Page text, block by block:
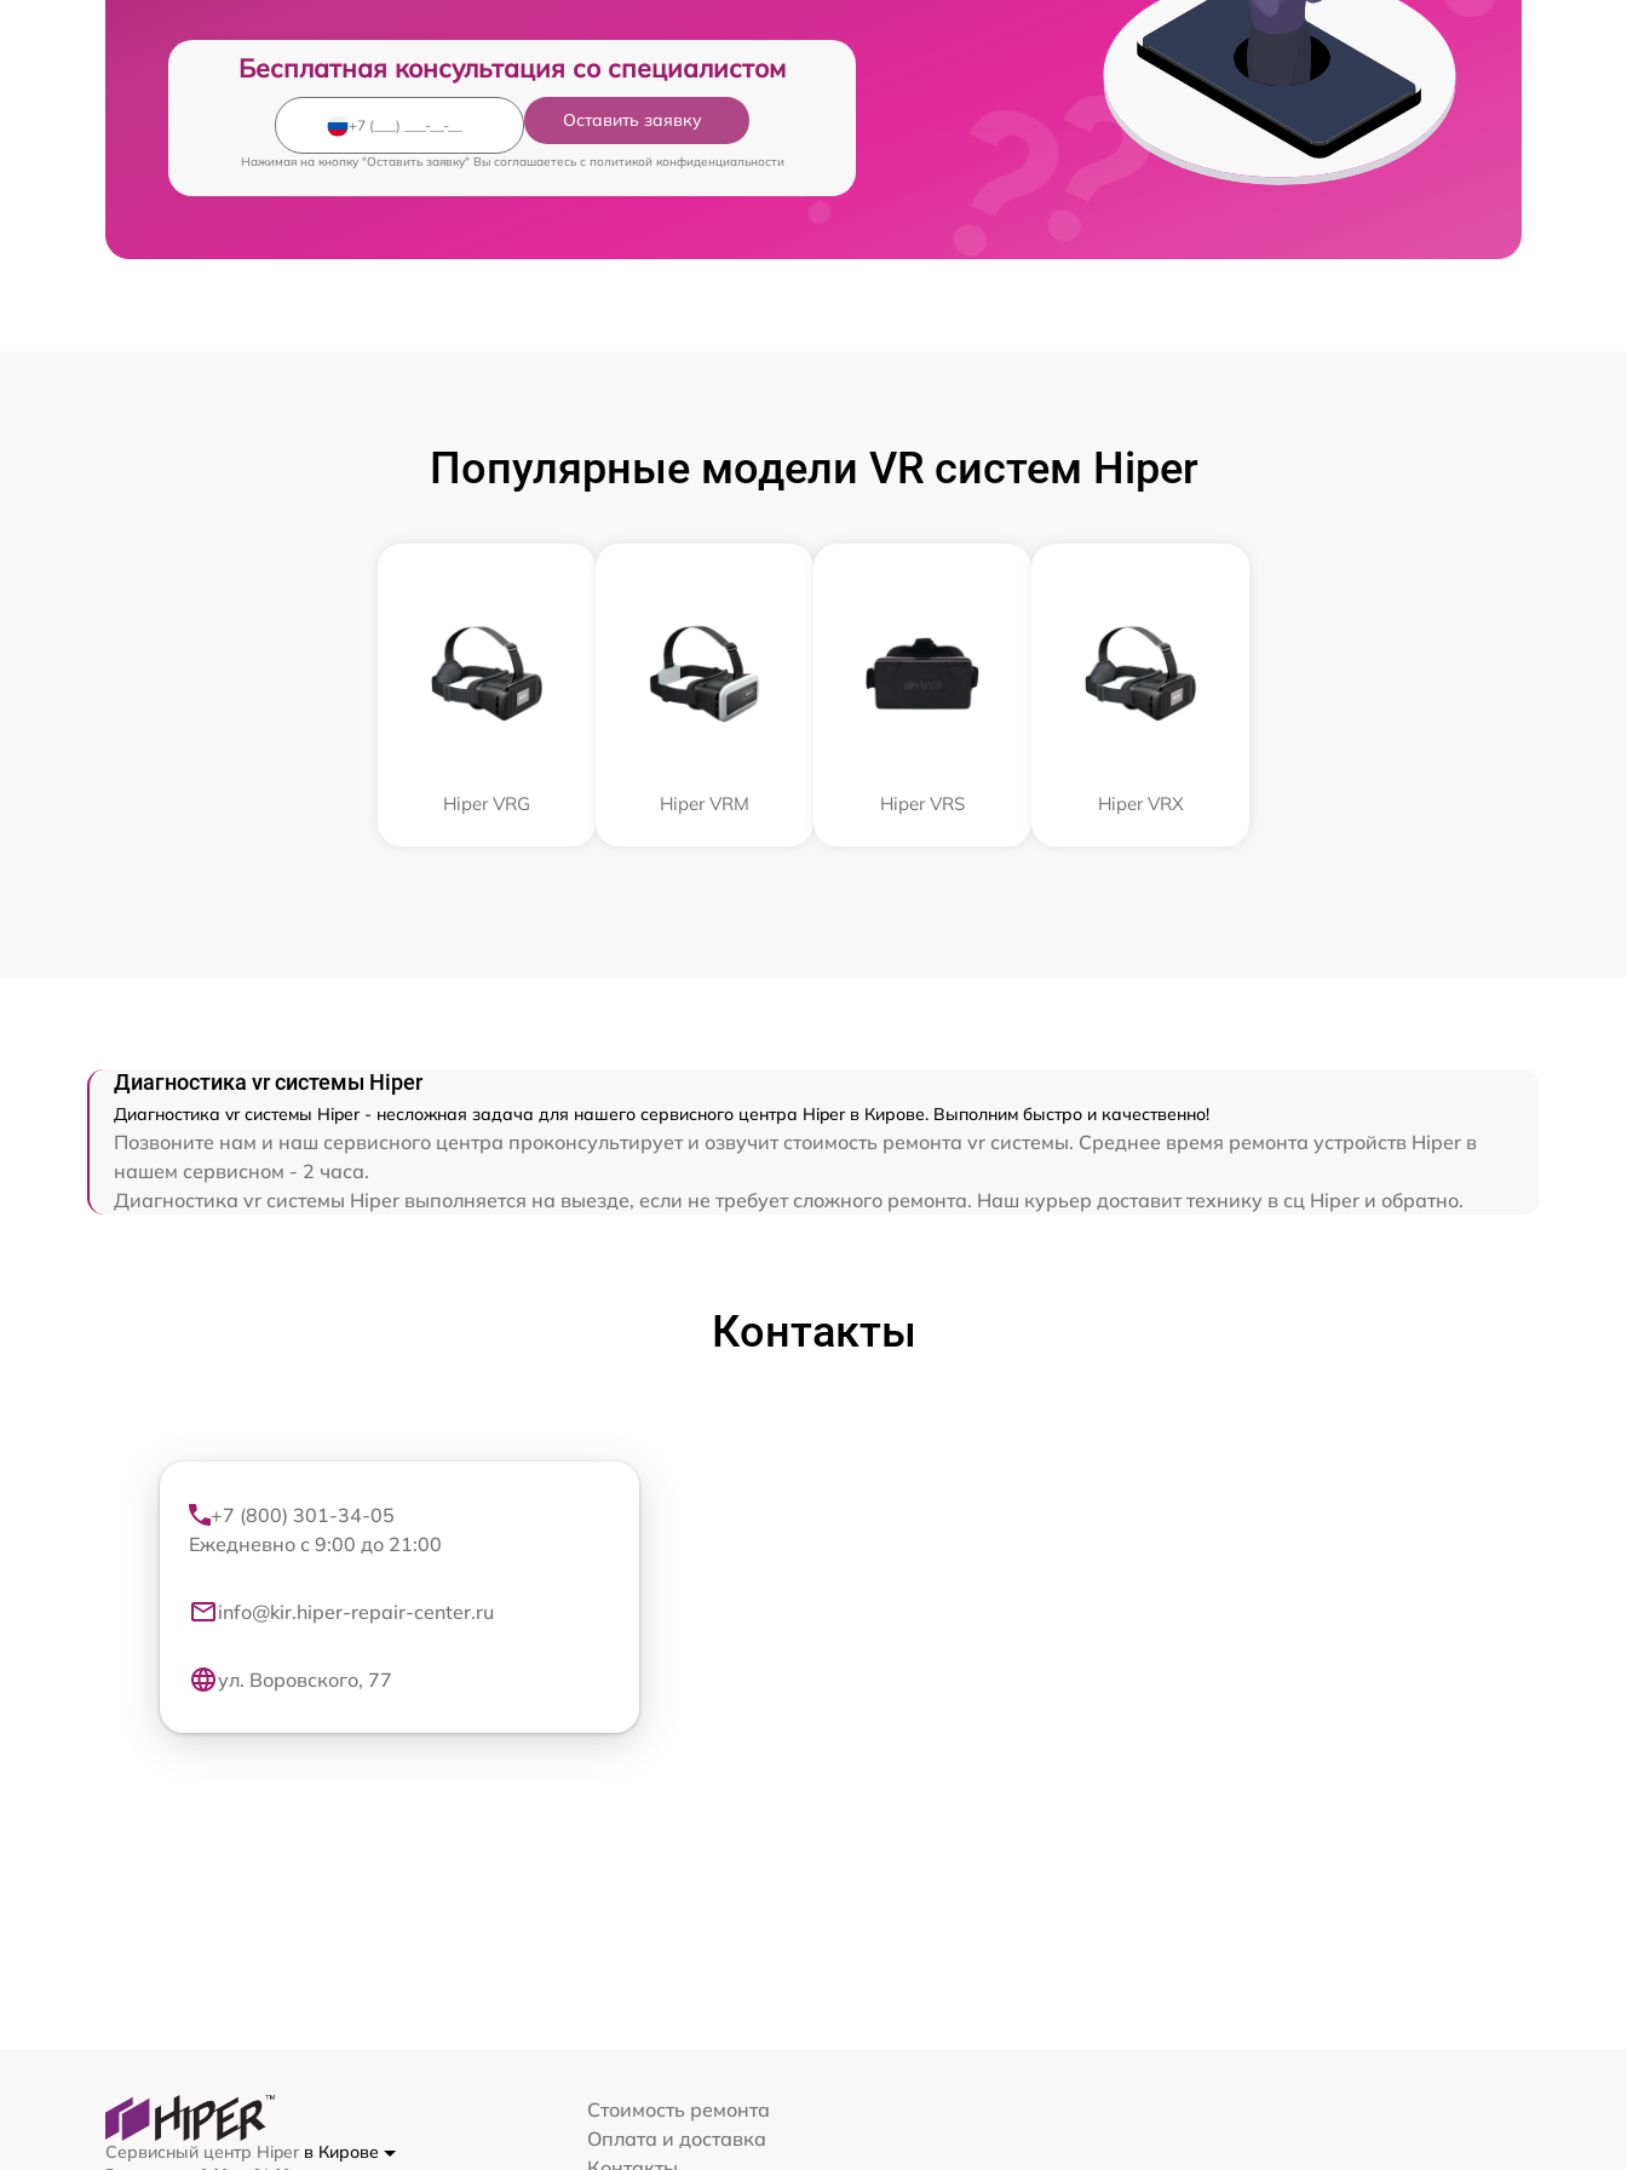
Бесплатная консультация со специалистом
Оставить заявку
Нажимая на кнопку "Оставить заявку" Вы соглашаетесь c политикой конфиденциальности
Популярные модели VR систем Hiper
Hiper VRG Hiper VRM Hiper VRS Hiper VRX
Диагностика vr системы Hiper
Диагностика vr системы Hiper - несложная задача для нашего сервисного центра Hiper в Кирове. Выполним быстро и качественно!
Позвоните нам и наш сервисного центра проконсультирует и озвучит стоимость ремонта vr системы. Среднее время ремонта устройств Hiper в
нашем сервисном - 2 часа.
Диагностика vr системы Hiper выполняется на выезде, если не требует сложного ремонта. Наш курьер доставит технику в сц Hiper и обратно.
Контакты
+7 (800) 301-34-05
Ежедневно с 9:00 до 21:00
info@kir.hiper-repair-center.ru
ул. Воровского, 77
Сервисный центр Hiper в Кирове
Стоимость ремонта
Оплата и доставка